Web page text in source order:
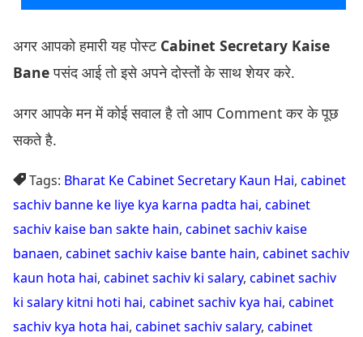
अगर आपको हमारी यह पोस्ट Cabinet Secretary Kaise
Baneपसंद आई तो इसे अपने दोस्तों के साथ शेयर करे.
अगर आपके मन में कोई सवाल है तो आप Comment कर के पूछ
सकते है.
Tags: Bharat Ke Cabinet Secretary Kaun Hai, cabinet
sachiv banne ke liye kya karna padta hai, cabinet
sachiv kaise ban sakte hain, cabinet sachiv kaise
banaen, cabinet sachiv kaise bante hain, cabinet sachiv
kaun hota hai, cabinet sachiv ki salary, cabinet sachiv
ki salary kitni hoti hai, cabinet sachiv kya hai, cabinet
sachiv kya hota hai, cabinet sachiv salary, cabinet